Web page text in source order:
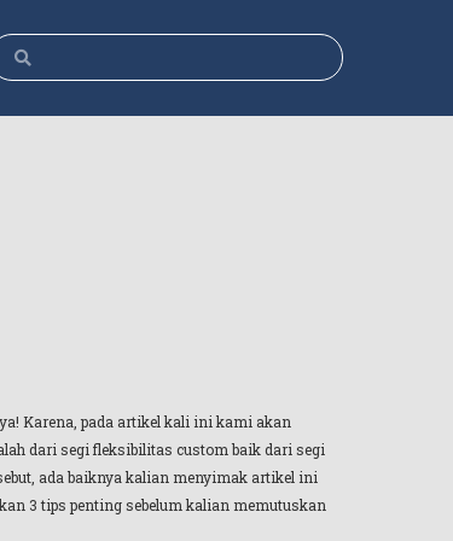
Karena, pada artikel kali ini kami akan
dari segi fleksibilitas custom baik dari segi
ada baiknya kalian menyimak artikel ini
3 tips penting sebelum kalian memutuskan